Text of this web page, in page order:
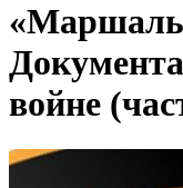
войне